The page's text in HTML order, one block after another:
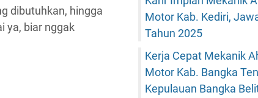
dibutuhkan, hingga
ya, biar nggak
Motor Kab. Kediri,
Tahun 2025
Kerja Cepat Mekanik
Motor Kab. Bangka
Kepulauan Bangka